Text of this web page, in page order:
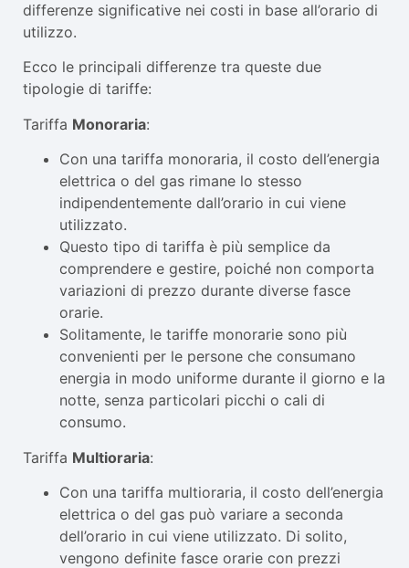
differenze significative nei costi in base all’orario di
utilizzo.
Ecco le principali differenze tra queste due
tipologie di tariffe:
Tariffa Monoraria:
Con una tariffa monoraria, il costo dell’energia
elettrica o del gas rimane lo stesso
indipendentemente dall’orario in cui viene
utilizzato.
Questo tipo di tariffa è più semplice da
comprendere e gestire, poiché non comporta
variazioni di prezzo durante diverse fasce
orarie.
Solitamente, le tariffe monorarie sono più
convenienti per le persone che consumano
energia in modo uniforme durante il giorno e la
notte, senza particolari picchi o cali di
consumo.
Tariffa Multioraria:
Con una tariffa multioraria, il costo dell’energia
elettrica o del gas può variare a seconda
dell’orario in cui viene utilizzato. Di solito,
vengono definite fasce orarie con prezzi